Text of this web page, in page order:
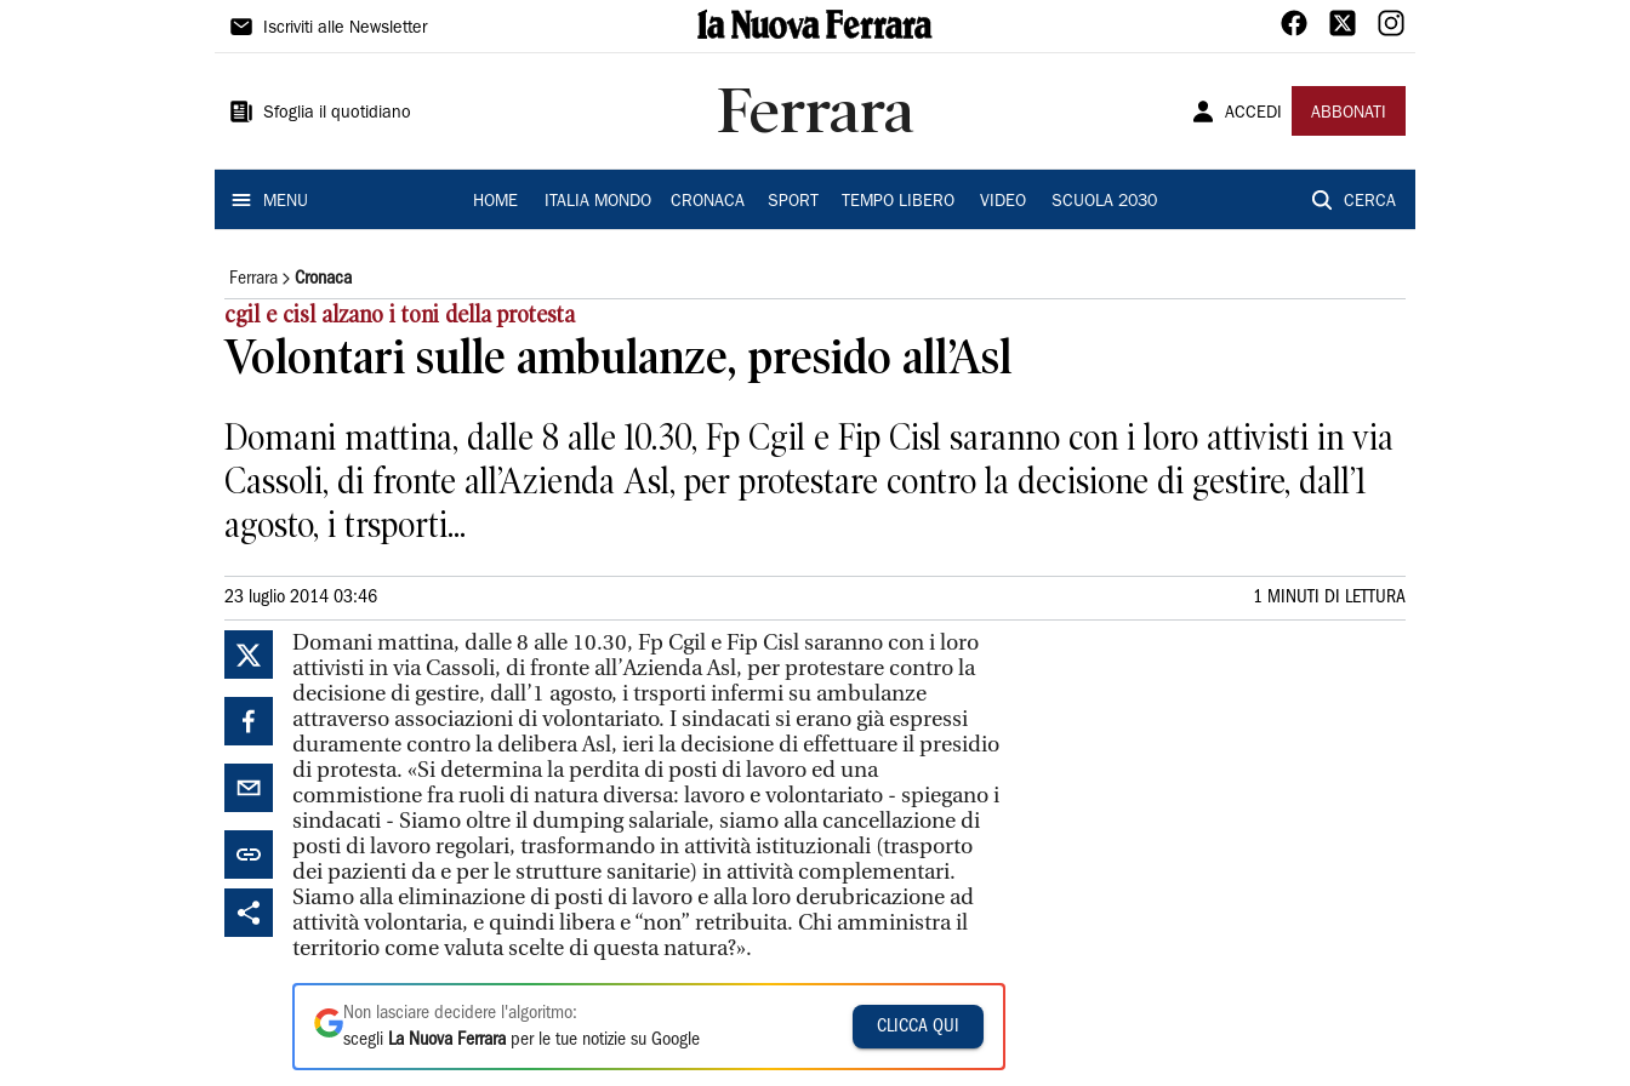
La
Ferrara
Iscriviti alle Newsletter
Sfoglia il quotidiano Ferrara ACCEDI ABBONATI
MENU HOME ITALIA MONDO CRONACA SPORT TEMPO LIBERO VIDEO SCUOLA 2030 CERCA
Ferrara Cronaca
cgil e cisl alzano i toni della protesta
Volontari sulle ambulanze, presido all’Asl
Domani mattina, dalle 8 alle 10.30, Fp Cgil e Fip Cisl saranno con i loro attivisti in via
Cassoli, di fronte all’Azienda Asl, per protestare contro la decisione di gestire, dall’1
agosto, i trsporti...
23 luglio 2014 03:46 1 MINUTI DI LETTURA
Domani mattina, dalle 8 alle 10.30, Fp Cgil e Fip Cisl saranno con i loro
attivisti in via Cassoli, di fronte all’Azienda Asl, per protestare contro la
decisione di gestire, dall’1 agosto, i trsporti infermi su ambulanze
attraverso associazioni di volontariato. I sindacati si erano già espressi
duramente contro la delibera Asl, ieri la decisione di effettuare il presidio
di protesta. «Si determina la perdita di posti di lavoro ed una
commistione fra ruoli di natura diversa: lavoro e volontariato - spiegano i
sindacati - Siamo oltre il dumping salariale, siamo alla cancellazione di
posti di lavoro regolari, trasformando in attività istituzionali (trasporto
dei pazienti da e per le strutture sanitarie) in attività complementari.
Siamo alla eliminazione di posti di lavoro e alla loro derubricazione ad
attività volontaria, e quindi libera e “non” retribuita. Chi amministra il
territorio come valuta scelte di questa natura?».
Non lasciare decidere l'algoritmo:
scegli La Nuova Ferrara per le tue notizie su Google
CLICCA QUI